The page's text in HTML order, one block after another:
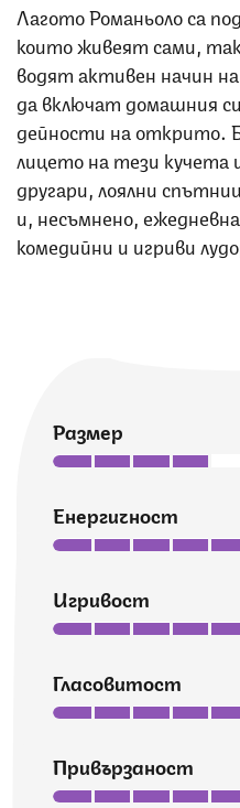
Лагото Романьоло са
които живеят сами,
водят активен начин
да включат домашния
дейности на открито.
лицето на тези
другари, лоялни
и, несъмнено,
комедийни и игриви
Размер
Енергичност
Игривост
Гласовитост
Привързаност